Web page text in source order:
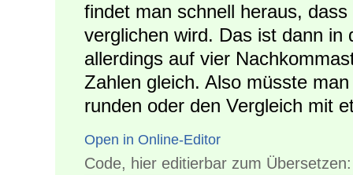
findet man schnell heraus,
verglichen wird. Das ist dann in
allerdings auf vier
Zahlen gleich. Also müsste
runden oder den Vergleich mit
Open in Online-Editor
Code, hier editierbar zum Übersetzen: